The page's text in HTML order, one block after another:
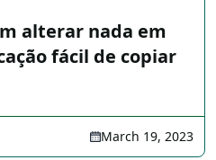
alterar nada em
fácil de copiar
March 19, 2023